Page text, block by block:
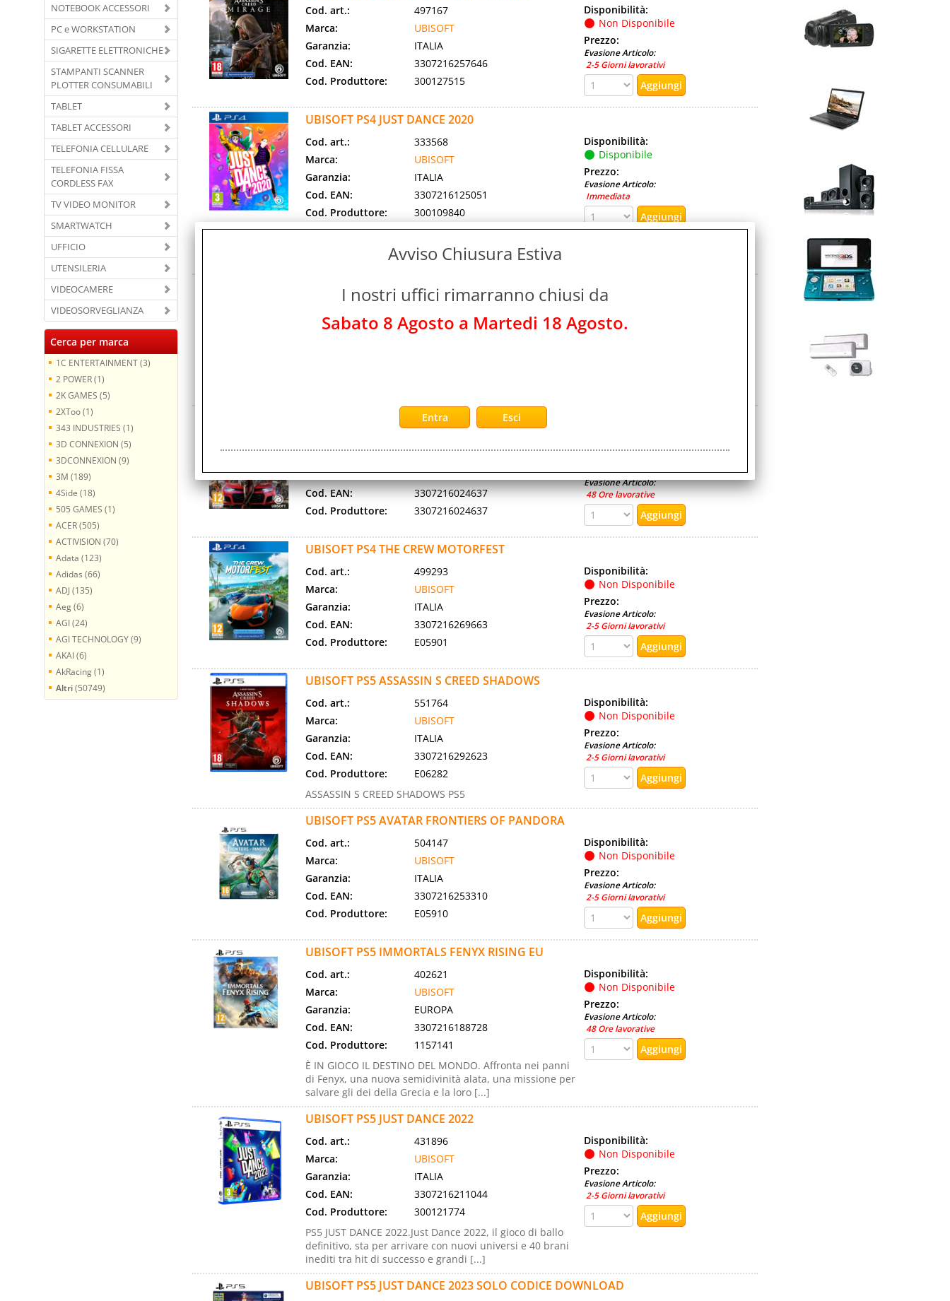
NOTEBOOK ACCESSORI
PC e WORKSTATION
SIGARETTE ELETTRONICHE
STAMPANTI SCANNER
PLOTTER CONSUMABILI
TABLET
TABLET ACCESSORI
TELEFONIA CELLULARE
TELEFONIA FISSA
CORDLESS FAX
TV VIDEO MONITOR
SMARTWATCH
UFFICIO
UTENSILERIA
VIDEOCAMERE
VIDEOSORVEGLIANZA
Cerca per marca
1C ENTERTAINMENT (3)
2 POWER (1)
2K GAMES (5)
2XToo (1)
343 INDUSTRIES (1)
3D CONNEXION (5)
3DCONNEXION (9)
3M (189)
4Side (18)
505 GAMES (1)
ACER (505)
ACTIVISION (70)
Adata (123)
Adidas (66)
ADJ (135)
Aeg (6)
AGI (24)
AGI TECHNOLOGY (9)
AKAI (6)
AkRacing (1)
Altri(50749)
Cod. art.:
497167
Marca:
UBISOFT
Garanzia:
ITALIA
Cod. EAN:
3307216257646
Cod. Produttore:
300127515
Disponibilità:
Non Disponibile
Prezzo:
Evasione Articolo:
2-5 Giorni lavorativi
UBISOFT PS4 JUST DANCE 2020
Cod. art.:
333568
Marca:
UBISOFT
Garanzia:
ITALIA
Cod. EAN:
3307216125051
Cod. Produttore:
300109840
Riunisci amici e familiari e lasciati trasportare dalla
febbre del ballo con Just Dance 2020! Il franchise
videoludico musicale n.1 di sempre*, con [...]
Disponibilità:
Disponibile
Prezzo:
Evasione Articolo:
Immediata
UBISOFT PS4 PRINCE OF PERSIA THE LOST CROWN
Marca:
UBISOFT
Non Disponibile
Prezzo:
UBISOFT PS4 THE CREW 2 EUROPA
Garanzia:
EUROPA
Cod. EAN:
3307216024637
Cod. Produttore:
3307216024637
Non Disponibile
Prezzo:
Evasione Articolo:
48 Ore lavorative
UBISOFT PS4 THE CREW MOTORFEST
Cod. art.:
499293
Marca:
UBISOFT
Garanzia:
ITALIA
Cod. EAN:
3307216269663
Cod. Produttore:
E05901
Disponibilità:
Non Disponibile
Prezzo:
Evasione Articolo:
2-5 Giorni lavorativi
UBISOFT PS5 ASSASSIN S CREED SHADOWS
Cod. art.:
551764
Marca:
UBISOFT
Garanzia:
ITALIA
Cod. EAN:
3307216292623
Cod. Produttore:
E06282
ASSASSIN S CREED SHADOWS PS5
Disponibilità:
Non Disponibile
Prezzo:
Evasione Articolo:
2-5 Giorni lavorativi
UBISOFT PS5 AVATAR FRONTIERS OF PANDORA
Cod. art.:
504147
Marca:
UBISOFT
Garanzia:
ITALIA
Cod. EAN:
3307216253310
Cod. Produttore:
E05910
Disponibilità:
Non Disponibile
Prezzo:
Evasione Articolo:
2-5 Giorni lavorativi
UBISOFT PS5 IMMORTALS FENYX RISING EU
Cod. art.:
402621
Marca:
UBISOFT
Garanzia:
EUROPA
Cod. EAN:
3307216188728
Cod. Produttore:
1157141
È IN GIOCO IL DESTINO DEL MONDO. Affronta nei panni
di Fenyx, una nuova semidivinità alata, una missione per
salvare gli dei della Grecia e la loro [...]
Disponibilità:
Non Disponibile
Prezzo:
Evasione Articolo:
48 Ore lavorative
UBISOFT PS5 JUST DANCE 2022
Cod. art.:
431896
Marca:
UBISOFT
Garanzia:
ITALIA
Cod. EAN:
3307216211044
Cod. Produttore:
300121774
PS5 JUST DANCE 2022.Just Dance 2022, il gioco di ballo
definitivo, sta per arrivare con nuovi universi e 40 brani
inediti tra hit di successo e grandi [...]
Disponibilità:
Non Disponibile
Prezzo:
Evasione Articolo:
2-5 Giorni lavorativi
UBISOFT PS5 JUST DANCE 2023 SOLO CODICE DOWNLOAD
Avviso Chiusura Estiva
I nostri uffici rimarranno chiusi da
Sabato 8 Agosto a Martedi 18 Agosto.